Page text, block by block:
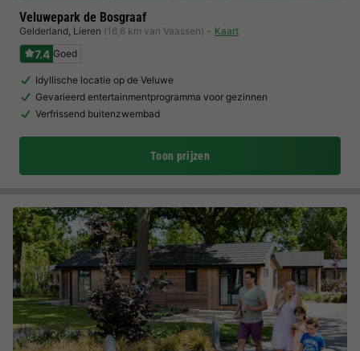
Veluwepark de Bosgraaf
Gelderland, Lieren (16,6 km van Vaassen) Kaart
7.4 Goed
Idyllische locatie op de Veluwe
Gevarieerd entertainmentprogramma voor gezinnen
Verfrissend buitenzwembad
Toon prijzen